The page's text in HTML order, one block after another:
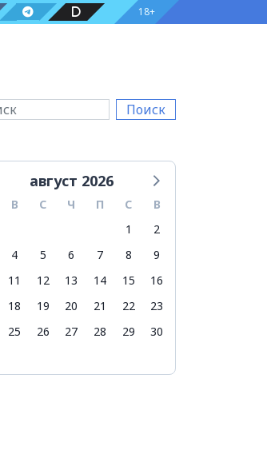
18+
Поиск
август 2026
В С Ч П С
В
1
2
4 5 6 7 8
9
11 12 13 14 15
16
18 19 20 21 22
23
25 26 27 28 29
30